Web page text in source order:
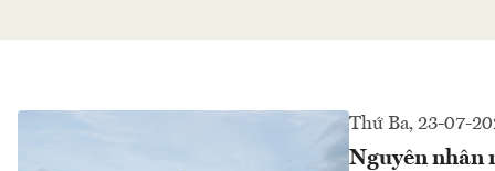
Thứ Ba, 23-07-
Nguyên nhân